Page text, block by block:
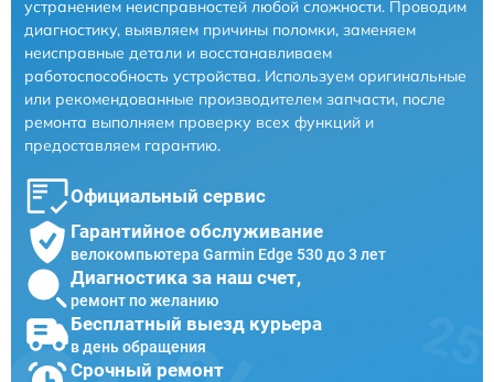
устранением неисправностей любой сложности. Проводим
диагностику, выявляем причины поломки, заменяем
неисправные детали и восстанавливаем
работоспособность устройства. Используем оригинальные
или рекомендованные производителем запчасти, после
ремонта выполняем проверку всех функций и
предоставляем гарантию.
Официальный сервис
Гарантийное обслуживание
велокомпьютера Garmin Edge 530 до 3 лет
Диагностика за наш счет,
ремонт по желанию
Бесплатный выезд курьера
в день обращения
Срочный ремонт